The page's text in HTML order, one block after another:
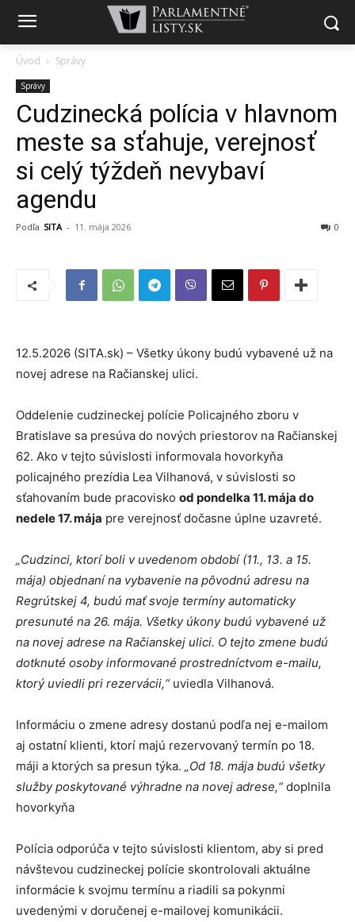
Úvod Správy
Správy
Cudzinecká polícia v hlavnom
meste sa sťahuje, verejnosť
si celý týždeň nevybaví
agendu
Podľa SITA - 11. mája 2026 0
12.5.2026 (SITA.sk) – Všetky úkony budú vybavené už na
novej adrese na Račianskej ulici.
Oddelenie cudzineckej polície Policajného zboru v
Bratislave sa presúva do nových priestorov na Račianskej
62. Ako v tejto súvislosti informovala hovorkyňa
policajného prezídia Lea Vilhanová, v súvislosti so
sťahovaním bude pracovisko od pondelka 11. mája do
nedele 17. mája pre verejnosť dočasne úplne uzavreté.
„Cudzinci, ktorí boli v uvedenom období (11., 13. a 15.
mája) objednaní na vybavenie na pôvodnú adresu na
Regrútskej 4, budú mať svoje termíny automaticky
presunuté na 26. mája. Všetky úkony budú vybavené už
na novej adrese na Račianskej ulici. O tejto zmene budú
dotknuté osoby informované prostredníctvom e-mailu,
ktorý uviedli pri rezervácii,“uviedla Vilhanová.
Informáciu o zmene adresy dostanú podľa nej e-mailom
aj ostatní klienti, ktorí majú rezervovaný termín po 18.
máji a ktorých sa presun týka. „Od 18. mája budú všetky
služby poskytované výhradne na novej adrese,“doplnila
hovorkyňa
Polícia odporúča v tejto súvislosti klientom, aby si pred
návštevou cudzineckej polície skontrolovali aktuálne
informácie k svojmu termínu a riadili sa pokynmi
uvedenými v doručenej e-mailovej komunikácii.